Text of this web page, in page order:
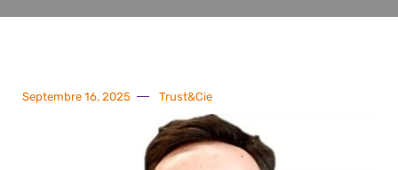
Septembre 16, 2025 Trust&Cie